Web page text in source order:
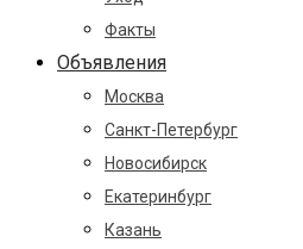
Факты
Объявления
Москва
Санкт-Петербург
Новосибирск
Екатеринбург
Казань